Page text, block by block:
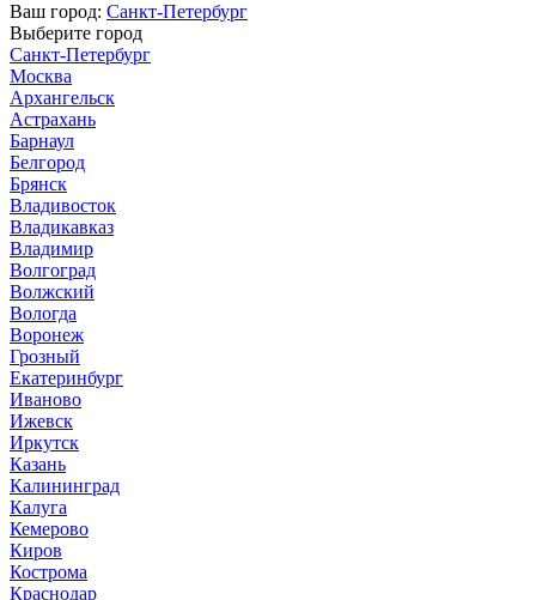
Ваш город: Санкт-Петербург
Выберите город
Санкт-Петербург
Москва
Архангельск
Астрахань
Барнаул
Белгород
Брянск
Владивосток
Владикавказ
Владимир
Волгоград
Волжский
Вологда
Воронеж
Грозный
Екатеринбург
Иваново
Ижевск
Иркутск
Казань
Калининград
Калуга
Кемерово
Киров
Кострома
Краснодар